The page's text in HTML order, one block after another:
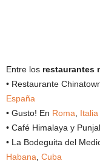
Entre los restaurantes
• Restaurante
España
• Gusto! En Roma
Italia
• Café Himalaya y
• La Bodeguita del
Habana Cuba